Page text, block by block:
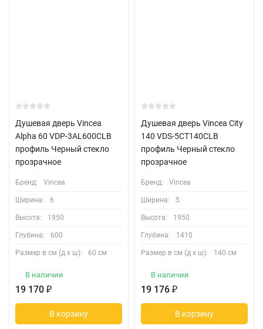
Душевая дверь Vincea
Alpha 60 VDP-3AL600CLB
профиль Черный стекло
прозрачное
Бренд: Vincea
Ширина: 6
Высота: 1950
Глубина: 600
Размер в см (д х ш): 60 см
В наличии
19 170 ₽
В корзину
Душевая дверь Vincea City
140 VDS-5CT140CLB
профиль Черный стекло
прозрачное
Бренд: Vincea
Ширина: 5
Высота: 1950
Глубина: 1410
Размер в см (д х ш): 140 см
В наличии
19 176 ₽
В корзину